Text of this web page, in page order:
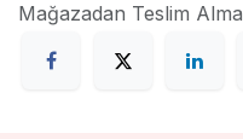
Mağazadan Teslim Alma